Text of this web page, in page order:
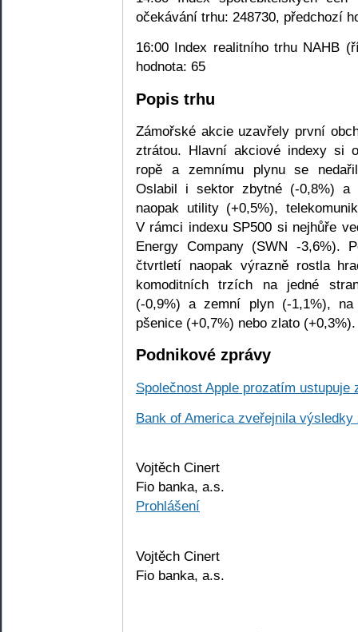
očekávání trhu: 248730, předchozí
16:00 Index realitního trhu NAHB
hodnota: 65
Popis trhu
Zámořské akcie uzavřely první
ztrátou. Hlavní akciové indexy si
ropě a zemnímu plynu se
Oslabil i sektor zbytné (-0,8%) a
naopak utility (+0,5%),
V rámci indexu SP500 si nejhůře
Energy Company (SWN -3,6%).
čtvrtletí naopak výrazně rostla
komoditních trzích na jedné
(-0,9%) a zemní plyn (-1,1%),
pšenice (+0,7%) nebo zlato (+0,3%).
Podnikové zprávy
Společnost Apple prozatím
Bank of America zveřejnila
Vojtěch Cinert
Fio banka, a.s.
Prohlášení
Vojtěch Cinert
Fio banka, a.s.